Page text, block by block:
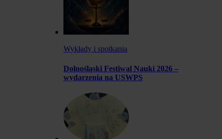
Wykłady i spotkania
Dolnośląski Festiwal Nauki 2026 –
wydarzenia na USWPS